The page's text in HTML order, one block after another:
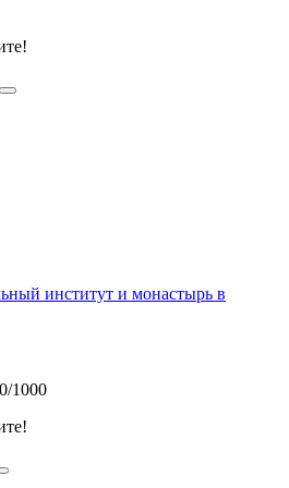
институт и монастырь в
1000